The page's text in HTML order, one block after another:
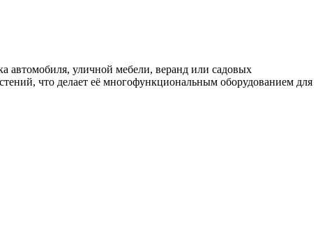
автомобиля, уличной мебели, веранд или садовых
что делает её многофункциональным оборудованием для